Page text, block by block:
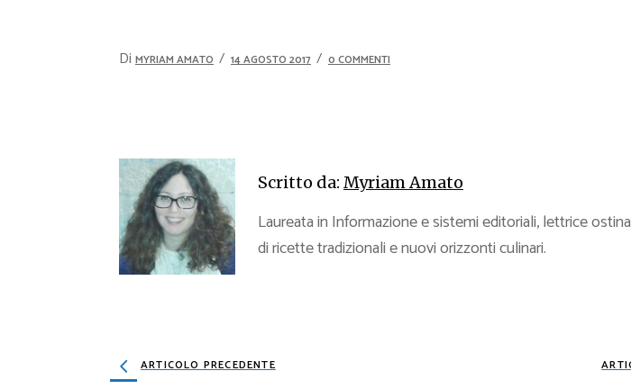
Di MYRIAM AMATO 14 AGOSTO 2017 0 COMMENTI
Scritto da: Myriam Amato
Laureata in Informazione e sistemi editoriali, lettrice
di ricette tradizionali e nuovi orizzonti culinari.
ARTICOLO PRECEDENTE